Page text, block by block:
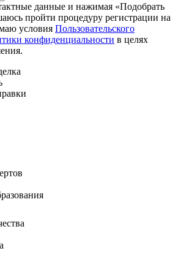
данные и нажимая «Подобрать
пройти процедуру регистрации на
условия Пользовательского
конфиденциальности в целях